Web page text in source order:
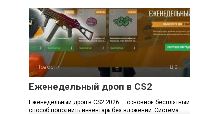
Новости 0
Еженедельный дроп в CS2
Еженедельный дроп в CS2 2026 — основной бесплатный
способ пополнить инвентарь без вложений. Система